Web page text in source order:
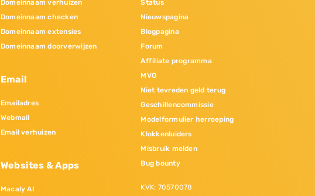
Domeinnaam verhuizen
Domeinnaam checken
Domeinnaam extensies
Domeinnaam doorverwijzen
Email
Emailadres
Webmail
Email verhuizen
Websites & Apps
Macaly AI
Status
Nieuwspagina
Blogpagina
Forum
Affiliate programma
MVO
Niet tevreden geld terug
Geschillencommissie
Modelformulier herroeping
Klokkenluiders
Misbruik melden
Bug bounty
KVK: 70570078